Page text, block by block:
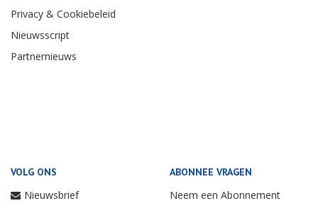
Privacy & Cookiebeleid
Nieuwsscript
Partnernieuws
VOLG ONS
Nieuwsbrief
ABONNEE VRAGEN
Neem een Abonnement